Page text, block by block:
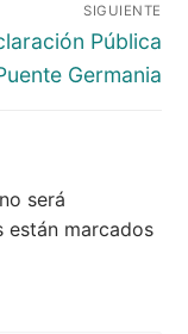
SIGUIENTE
Pública
Germania
será
están marcados